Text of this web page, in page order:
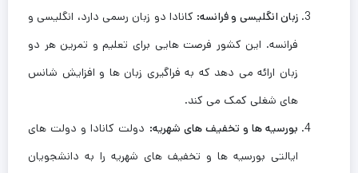
زبان انگلیسی و فرانسه: کانادا دو زبان رسمی دارد، انگلیسی و
فرانسه. این کشور فرصت ‌هایی برای تعلیم و تمرین هر دو
زبان ارائه می ‌دهد که به فراگیری زبان ‌ها و افزایش شانس
‌های شغلی کمک می ‌کند.
بورسیه ها و تخفیف‌ های شهریه: دولت کانادا و دولت ‌های
ایالتی بورسیه ها و تخفیف ‌های شهریه را به دانشجویان